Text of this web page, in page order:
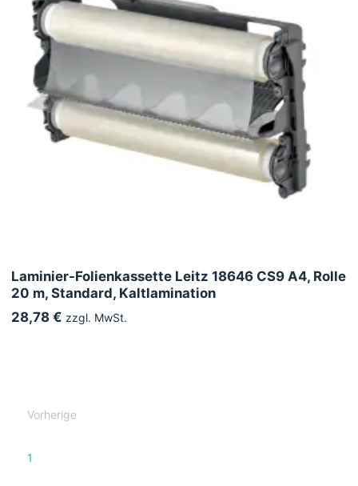
Laminier-Folienkassette Leitz 18646 CS9 A4, Rolle
20 m, Standard, Kaltlamination
28,78 € zzgl. MwSt.
Vorherige
1